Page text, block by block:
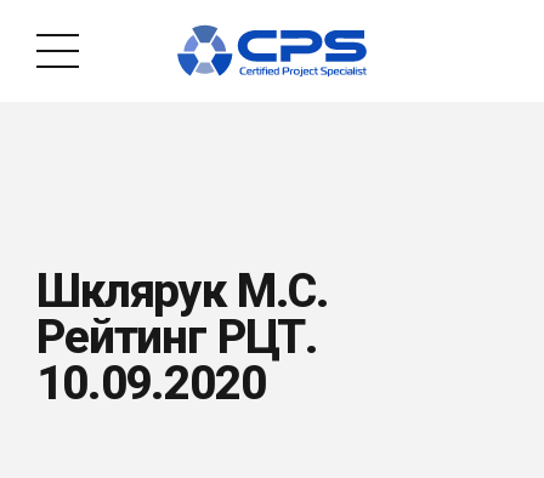
Шклярук М.С.
Рейтинг РЦТ.
10.09.2020